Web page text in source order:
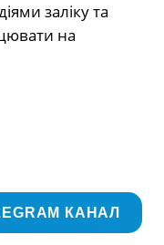
заліку та
на
КАНАЛ